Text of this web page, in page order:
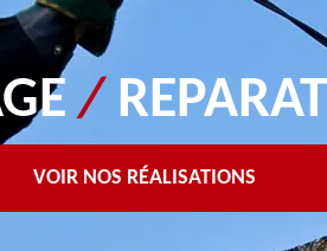
/
VOIR NOS RÉALISATIONS